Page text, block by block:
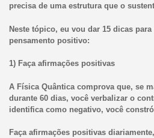
precisa de uma estrutura que o
Neste tópico, eu vou dar 15 dicas
pensamento positivo:
1) Faça afirmações positivas
A Física Quântica comprova que, se
durante 60 dias, você verbalizar o
identifica como negativo, você
Faça afirmações positivas